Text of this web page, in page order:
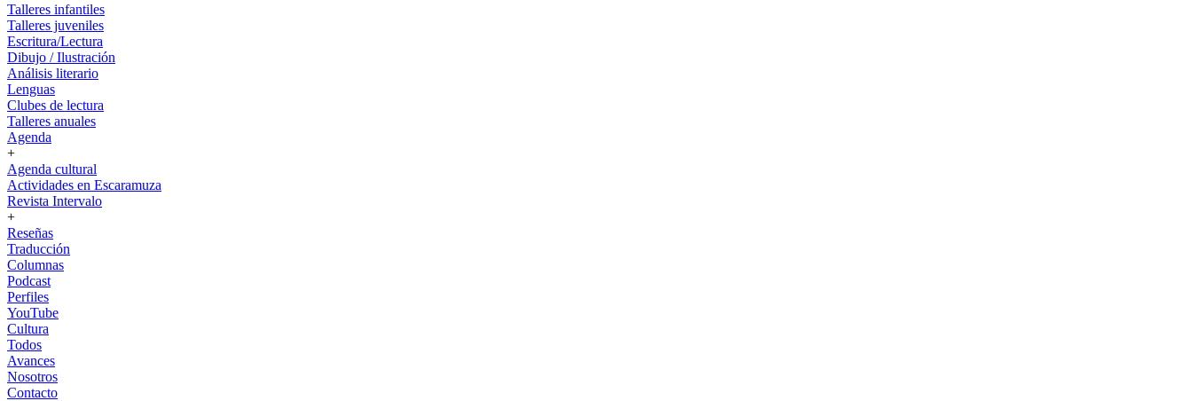
Talleres infantiles
Talleres juveniles
Escritura/Lectura
Dibujo / Ilustración
Análisis literario
Lenguas
Clubes de lectura
Talleres anuales
Agenda
+
Agenda cultural
Actividades en Escaramuza
Revista Intervalo
+
Reseñas
Traducción
Columnas
Podcast
Perfiles
YouTube
Cultura
Todos
Avances
Nosotros
Contacto